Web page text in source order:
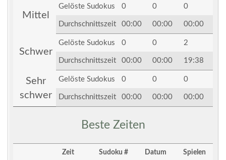
Mittel
Gelöste Sudokus 0 0 0
Durchschnittszeit 00:00 00:00 00:00
Schwer
Gelöste Sudokus 0 0 2
Durchschnittszeit 00:00 00:00 19:38
Sehr
schwer
Gelöste Sudokus 0 0 0
Durchschnittszeit 00:00 00:00 00:00
Beste Zeiten
Zeit Sudoku # Datum Spielen